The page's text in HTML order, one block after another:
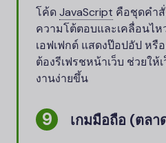
โค้ดJavaScript คือชุดคำ
ความโต้ตอบและเคลื่อนไ
เอฟเฟกต์ แสดงป๊อปอัป หรื
ต้องรีเฟรชหน้าเว็บ ช่วยใ
งานง่ายขึ้น
เกมมือถือ (ตล